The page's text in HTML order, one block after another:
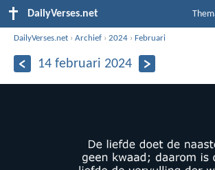
DailyVerses.net
DailyVerses.net ›Archief ›2024 ›Februari
14 februari 2024